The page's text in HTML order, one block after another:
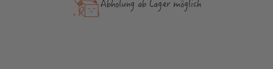
Abholung ab Lager möglich